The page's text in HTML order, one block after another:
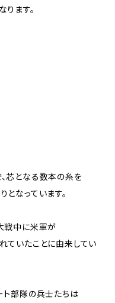
ます。
芯となる数本の糸を
なっています。
戦中に米軍が
ていたことに由来してい
ト部隊の兵士たちは